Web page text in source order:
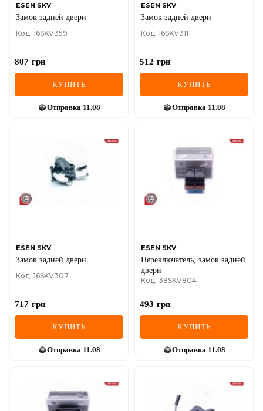
ESEN SKV
Замок задней двери
Код: 16SKV359
807 грн
КУПИТЬ
Отправка 11.08
ESEN SKV
Замок задней двери
Код: 16SKV311
512 грн
КУПИТЬ
Отправка 11.08
ESEN SKV
Замок задней двери
Код: 16SKV307
717 грн
КУПИТЬ
Отправка 11.08
ESEN SKV
Переключатель, замок задней
двери
Код: 38SKV804
493 грн
КУПИТЬ
Отправка 11.08